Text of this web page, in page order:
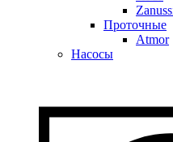
Проточные
Atmor
Насосы